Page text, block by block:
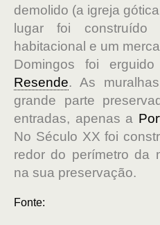
demolido (a igreja
lugar foi construído
habitacional e um
Domingos foi
Resende. As
grande parte
entradas, apenas a
No Século XX foi
redor do perímetro da
na sua preservação.
Fonte: